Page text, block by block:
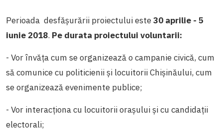
Perioada desfășurării proiectului este30 aprilie - 5
iunie 2018. Pe durata proiectului voluntarii:
- Vor învăța cum se organizează o campanie civică, cum
să comunice cu politicienii și locuitorii Chișinăului, cum
se organizează evenimente publice;
- Vor interacționa cu locuitorii orașului și cu candidații
electorali;